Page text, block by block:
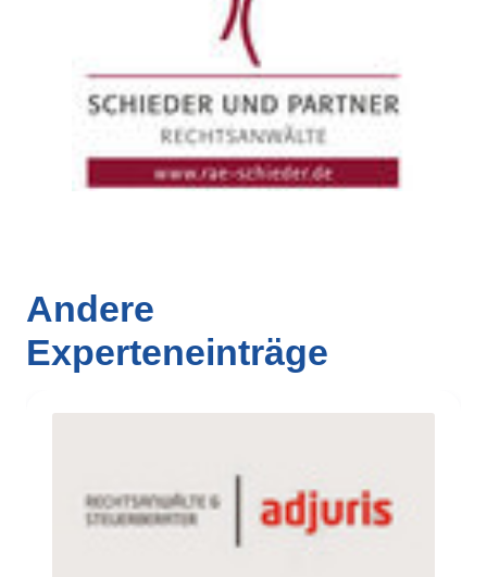
Andere
Experteneinträge